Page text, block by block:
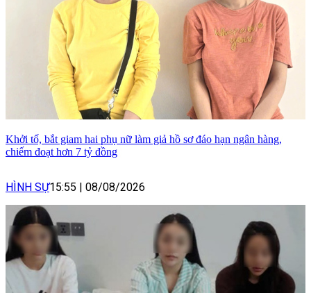
Khởi tố, bắt giam hai phụ nữ làm giả hồ sơ đáo hạn ngân hàng,
chiếm đoạt hơn 7 tỷ đồng
HÌNH SỰ15:55 08/08/2026